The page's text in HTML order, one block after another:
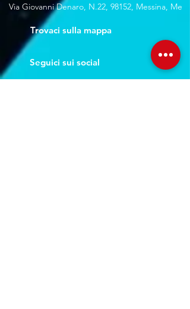
Via Giovanni Denaro, N.22, 98152, Messina, Me
Trovaci sulla mappa
Seguici sui social